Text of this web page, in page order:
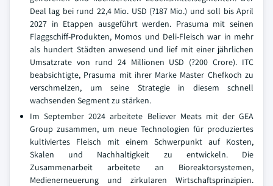
Deal lag bei rund 22,4 Mio. USD (?187 Mio.) und soll bis April
2027 in Etappen ausgeführt werden. Prasuma mit seinen
Flaggschiff-Produkten, Momos und Deli-Fleisch war in mehr
als hundert Städten anwesend und lief mit einer jährlichen
Umsatzrate von rund 24 Millionen USD (?200 Crore). ITC
beabsichtigte, Prasuma mit ihrer Marke Master Chefkoch zu
verschmelzen, um seine Strategie in diesem schnell
wachsenden Segment zu stärken.
Im September 2024 arbeitete Believer Meats mit der GEA
Group zusammen, um neue Technologien für produziertes
kultiviertes Fleisch mit einem Schwerpunkt auf Kosten,
Skalen und Nachhaltigkeit zu entwickeln. Die
Zusammenarbeit arbeitete an Bioreaktorsystemen,
Medienerneuerung und zirkularen Wirtschaftsprinzipien.